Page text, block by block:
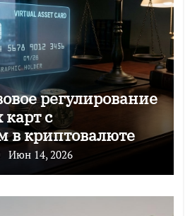
регулирование
с
в криптовалюте
Июн 14, 2026